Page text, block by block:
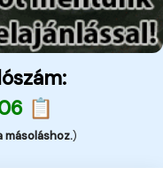
📋
másoláshoz.)